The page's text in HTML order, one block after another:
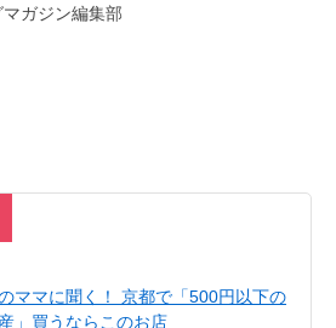
ガジン編集部
ママに聞く！ 京都で「500円以下の
」買うならこのお店